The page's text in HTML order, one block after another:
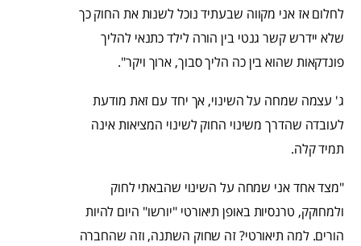
לחלום אז אני מקווה שבעתיד נוכל לשנות את החוק כך
שלא יידרש קשר גנטי בין הורה לילד כתנאי להליך
פונדקאות שהוא בין כה הליך סבוך, ארוך ויקר".
ג' עצמה שמחה על השינוי, אך יחד עם זאת מודעת
לעובדה שהדרך משינוי החוק לשינוי המציאות אינה
תמיד קלה.
"מצד אחד אני שמחה על השינוי שהבאתי לחוק
ולמחוקק, טרנסיות באופן תיאורטי "יורשו" היום להיות
הורים. למה תיאורטי? זה שחוק השתנה, וזה שהחברה